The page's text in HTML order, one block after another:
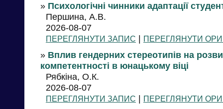
» Психологічні чинники адаптації
Першина, А.В.
2026-08-07
ПЕРЕГЛЯНУТИ ЗАПИС | ПЕРЕГЛЯНУТИ
» Вплив гендерних стереотипів на
компетентності в юнацькому віці
Рябкіна, О.К.
2026-08-07
ПЕРЕГЛЯНУТИ ЗАПИС | ПЕРЕГЛЯНУТИ